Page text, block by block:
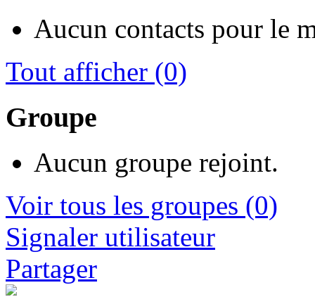
Aucun contacts pour le
Tout afficher (0)
Groupe
Aucun groupe rejoint.
Voir tous les groupes (0)
Signaler utilisateur
Partager